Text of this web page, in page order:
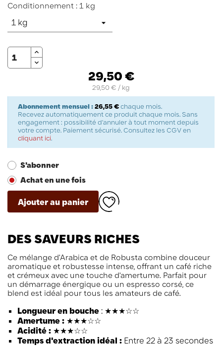
Conditionnement : 1 kg
Quantité
29,50 €
29,50 € / kg
Abonnement mensuel :26,55 €chaque mois.
Recevez automatiquement ce produit chaque mois. Sans
engagement : possibilité d'annuler à tout moment depuis
votre compte. Paiement sécurisé. Consultez les CGV en
cliquant ici.
S'abonner
Achat en une fois
Ajouter au panier
DES SAVEURS RICHES
Ce mélange d'Arabica et de Robusta combine douceur
aromatique et robustesse intense, offrant un café riche
et crémeux avec une touche d'amertume. Parfait pour
un démarrage énergique ou un espresso corsé, ce
blend est idéal pour tous les amateurs de café.
Longueur en bouche : ★★★☆☆
Amertume : ★★★☆☆
Acidité : ★★★☆☆
Temps d'extraction idéal : Entre 22 à 23 secondes